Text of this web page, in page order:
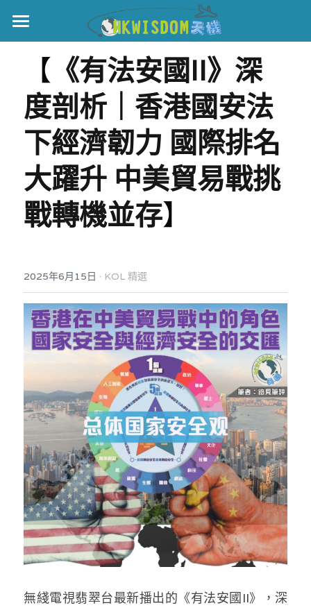
主頁
世界盃
伊美戰爭
黎智英案
正本清源•黎智英案
美西媒體謊言實錄
宏福火災
宏福‧革新
宏福火災正視聽
記錄．宏福苑火災
港聞
國際
娛樂
反華推手你要知
反華推手懶人包
民主派騙案十式
反華推手起底
美西霸凌內幕
美西極權主義
真相直擊
極端暴恐實錄
林淑芳專欄
屈穎妍專欄
朱庭萱專欄
莫綺琪專欄
黃萬成專欄
招國偉專欄
高松傑專欄
絕密法庭檔案
醫院口岸爆炸案
屠龍小隊案
黎智英案審訊
支聯會案
35+顛覆案
生活
吃喝玩指南
休閒好介紹
親子
花生仔漫畫週記
關於我們
人才招聘
投稿熱線
商戶合作
支持讚助
搜索
繁體中文
繁體中文
English
【 《有法安國II》深
度剖析｜香港國安法
下經濟韌力 國際排名
大躍升 中美貿易戰挑
戰轉機並存】
2025年6月15日 · KOL 精選
無綫電視翡翠台最新播出的《有法安國II》，深